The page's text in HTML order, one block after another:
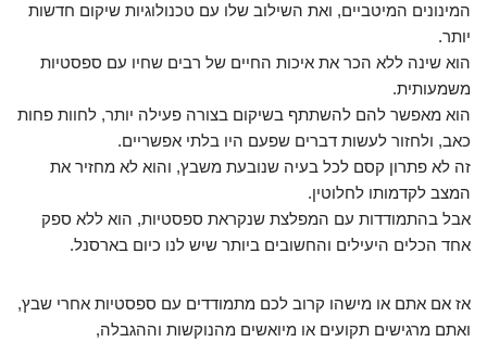
המינונים המיטביים, ואת השילוב שלו עם טכנולוגיות שיקום חדשות
יותר.
הוא שינה ללא הכר את איכות החיים של רבים שחיו עם ספסטיות
משמעותית.
הוא מאפשר להם להשתתף בשיקום בצורה פעילה יותר, לחוות פחות
כאב, ולחזור לעשות דברים שפעם היו בלתי אפשריים.
זה לא פתרון קסם לכל בעיה שנובעת משבץ, והוא לא מחזיר את
המצב לקדמותו לחלוטין.
אבל בהתמודדות עם המפלצת שנקראת ספסטיות, הוא ללא ספק
אחד הכלים היעילים והחשובים ביותר שיש לנו כיום בארסנל.
אז אם אתם או מישהו קרוב לכם מתמודדים עם ספסטיות אחרי שבץ,
ואתם מרגישים תקועים או מיואשים מהנוקשות וההגבלה,